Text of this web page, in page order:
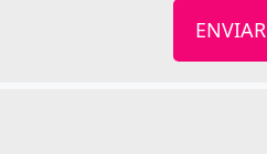
ENVIAR